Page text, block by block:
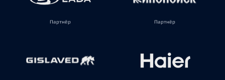
Партнёр Партнёр